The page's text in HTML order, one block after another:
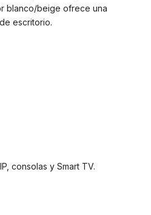
blanco/beige ofrece una
escritorio.
consolas y Smart TV.